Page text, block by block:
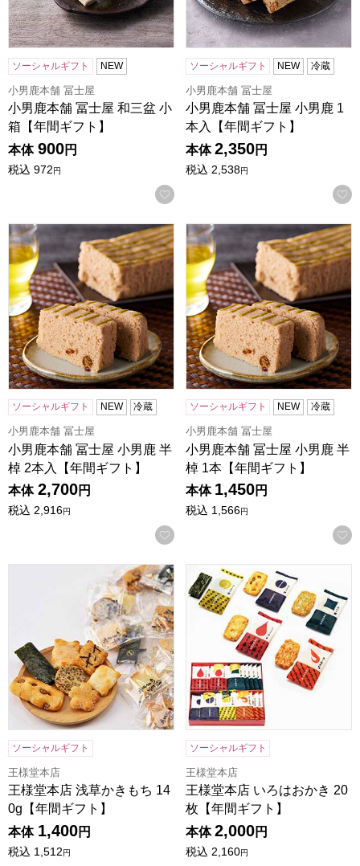
ソーシャルギフト NEW
小男鹿本舗 冨士屋
小男鹿本舗 冨士屋 和三盆 小
箱【年間ギフト】
本体 900円
税込 972円
お気に入りに登録する
ソーシャルギフト NEW 冷蔵
小男鹿本舗 冨士屋
小男鹿本舗 冨士屋 小男鹿 1
本入【年間ギフト】
本体 2,350円
税込 2,538円
小男鹿本舗 冨士屋 小男鹿 半棹 2本入【年間ギフト】
ソーシャルギフト NEW 冷蔵
小男鹿本舗 冨士屋
小男鹿本舗 冨士屋 小男鹿 半
棹 2本入【年間ギフト】
本体 2,700円
税込 2,916円
お気に入りに登録する
小男鹿本舗 冨士屋 小男鹿 半
ソーシャルギフト NEW 冷蔵
小男鹿本舗 冨士屋
小男鹿本舗 冨士屋 小男鹿 半
棹 1本【年間ギフト】
本体 1,450円
税込 1,566円
王様堂本店 浅草かきもち 140g【年間ギフト】
ソーシャルギフト
王様堂本店
王様堂本店 浅草かきもち 14
0g【年間ギフト】
本体 1,400円
税込 1,512円
王様堂本店 いろはおかき 20
ソーシャルギフト
王様堂本店
王様堂本店 いろはおかき 20
枚【年間ギフト】
本体 2,000円
税込 2,160円